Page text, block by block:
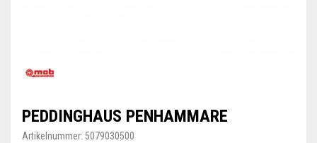
PEDDINGHAUS PENHAMMARE
Artikelnummer: 5079030500